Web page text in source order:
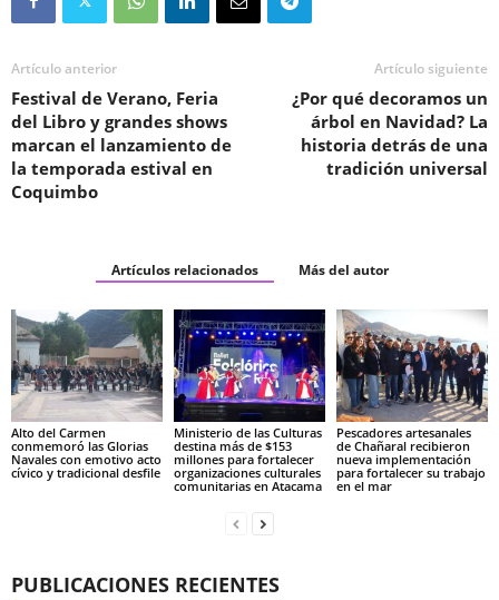
Artículo anterior
Festival de Verano, Feria
del Libro y grandes shows
marcan el lanzamiento de
la temporada estival en
Coquimbo
Artículo siguiente
¿Por qué decoramos un
árbol en Navidad? La
historia detrás de una
tradición universal
Artículos relacionados Más del autor
Alto del Carmen
conmemoró las Glorias
Navales con emotivo acto
cívico y tradicional desfile
Ministerio de las Culturas
destina más de $153
millones para fortalecer
organizaciones culturales
comunitarias en Atacama
Pescadores artesanales
de Chañaral recibieron
nueva implementación
para fortalecer su trabajo
en el mar
PUBLICACIONES RECIENTES